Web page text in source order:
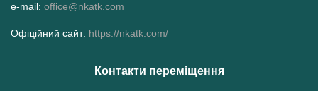
e-mail: office@nkatk.com
Офіційний сайт: https://nkatk.com/
Контакти переміщення